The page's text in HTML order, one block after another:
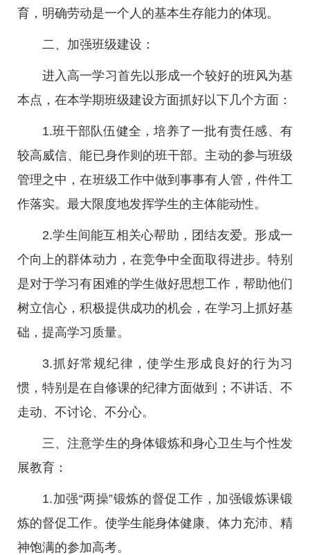
育，明确劳动是一个人的基本生存能力的体现。
二、加强班级建设：
进入高一学习首先以形成一个较好的班风为基
本点，在本学期班级建设方面抓好以下几个方面：
1.班干部队伍健全，培养了一批有责任感、有
较高威信、能已身作则的班干部。主动的参与班级
管理之中，在班级工作中做到事事有人管，件件工
作落实。最大限度地发挥学生的主体能动性。
2.学生间能互相关心帮助，团结友爱。形成一
个向上的群体动力，在竞争中全面取得进步。特别
是对于学习有困难的学生做好思想工作，帮助他们
树立信心，积极提供成功的机会，在学习上抓好基
础，提高学习质量。
3.抓好常规纪律，使学生形成良好的行为习
惯，特别是在自修课的纪律方面做到；不讲话、不
走动、不讨论、不分心。
三、注意学生的身体锻炼和身心卫生与个性发
展教育：
1.加强“两操”锻炼的督促工作，加强锻炼课锻
炼的督促工作。使学生能身体健康、体力充沛、精
神饱满的参加高考。